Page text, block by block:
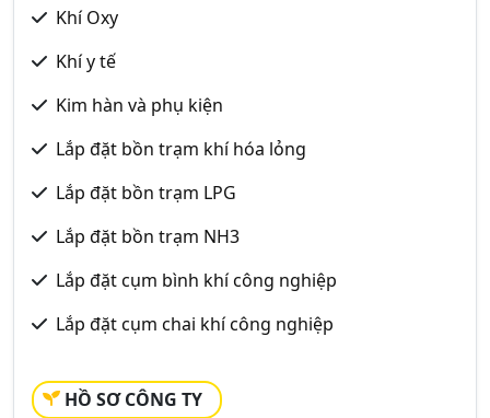
Khí Oxy
Khí y tế
Kim hàn và phụ kiện
Lắp đặt bồn trạm khí hóa lỏng
Lắp đặt bồn trạm LPG
Lắp đặt bồn trạm NH3
Lắp đặt cụm bình khí công nghiệp
Lắp đặt cụm chai khí công nghiệp
HỒ SƠ CÔNG TY